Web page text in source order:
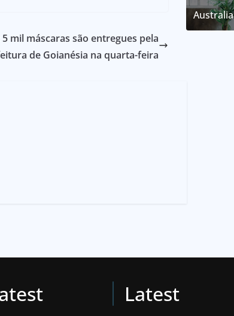
5 mil máscaras são entregues pela
de Goianésia na quarta-feira
Australia
Latest